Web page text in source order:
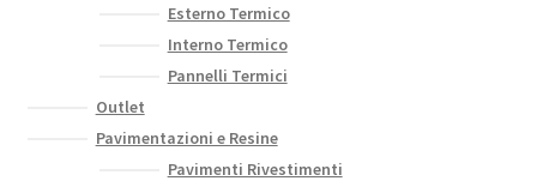
Esterno Termico
Interno Termico
Pannelli Termici
Outlet
Pavimentazioni e Resine
Pavimenti Rivestimenti